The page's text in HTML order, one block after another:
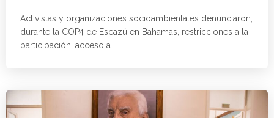
Activistas y organizaciones socioambientales denunciaron,
durante la COP4 de Escazú en Bahamas, restricciones a la
participación, acceso a